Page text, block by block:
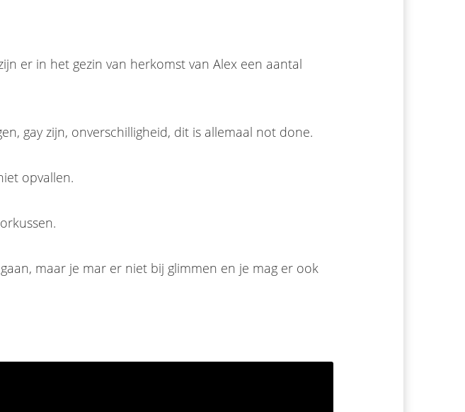
er in het gezin van herkomst van Alex een aantal
gay zijn, onverschilligheid, dit is allemaal not done.
opvallen.
maar je mar er niet bij glimmen en je mag er ook